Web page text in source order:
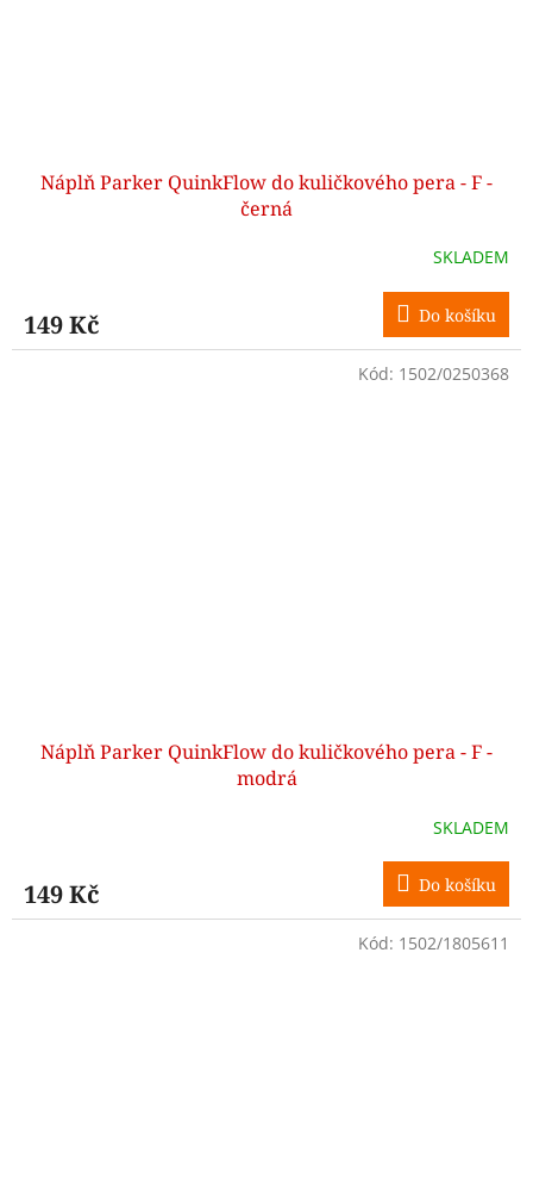
Náplň Parker QuinkFlow do kuličkového pera - F -
černá
SKLADEM
149 Kč Do košíku
Náplň Parker QuinkFlow do kuličkového pera - F -
modrá
SKLADEM
149 Kč Do košíku
Kód: 1502/0250368
Kód: 1502/1805611